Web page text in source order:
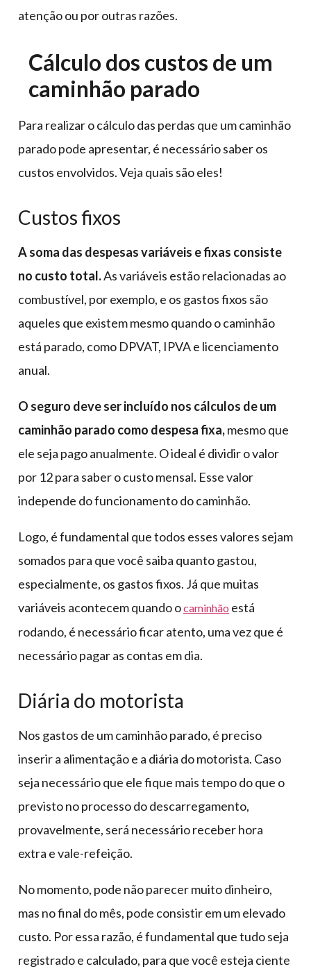
atenção ou por outras razões.
Cálculo dos custos de um
caminhão parado
Para realizar o cálculo das perdas que um caminhão
parado pode apresentar, é necessário saber os
custos envolvidos. Veja quais são eles!
Custos fixos
A soma das despesas variáveis e fixas consiste
no custo total.As variáveis estão relacionadas ao
combustível, por exemplo, e os gastos fixos são
aqueles que existem mesmo quando o caminhão
está parado, como DPVAT, IPVA e licenciamento
anual.
O seguro deve ser incluído nos cálculos de um
caminhão parado como despesa fixa,mesmo que
ele seja pago anualmente. O ideal é dividir o valor
por 12 para saber o custo mensal. Esse valor
independe do funcionamento do caminhão.
Logo, é fundamental que todos esses valores sejam
somados para que você saiba quanto gastou,
especialmente, os gastos fixos. Já que muitas
variáveis acontecem quando ocaminhão está
rodando, é necessário ficar atento, uma vez que é
necessário pagar as contas em dia.
Diária do motorista
Nos gastos de um caminhão parado, é preciso
inserir a alimentação e a diária do motorista. Caso
seja necessário que ele fique mais tempo do que o
previsto no processo do descarregamento,
provavelmente, será necessário receber hora
extra e vale-refeição.
No momento, pode não parecer muito dinheiro,
mas no final do mês, pode consistir em um elevado
custo. Por essa razão, é fundamental que tudo seja
registrado e calculado, para que você esteja ciente